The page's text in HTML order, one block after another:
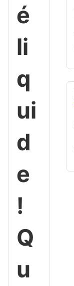
é
li
q
ui
d
e
!
Q
u